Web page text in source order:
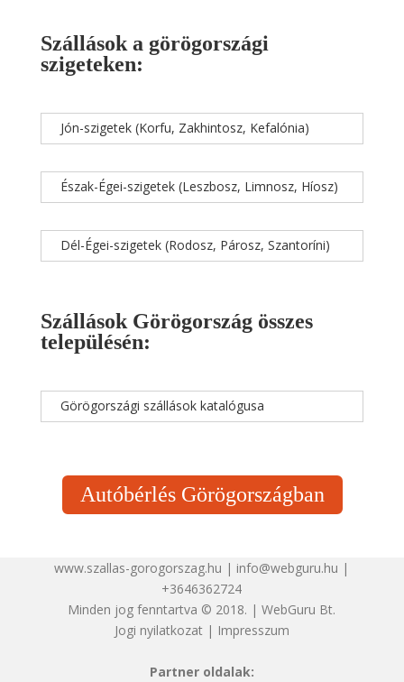
Szállások a görögországi
szigeteken:
Jón-szigetek (Korfu, Zakhintosz, Kefalónia)
Észak-Égei-szigetek (Leszbosz, Limnosz, Híosz)
Dél-Égei-szigetek (Rodosz, Párosz, Szantoríni)
Szállások Görögország összes
településén:
Görögországi szállások katalógusa
Autóbérlés Görögországban
www.szallas-gorogorszag.hu | info@webguru.hu |
+3646362724
Minden jog fenntartva © 2018. | WebGuru Bt.
Jogi nyilatkozat| Impresszum
Partner oldalak: